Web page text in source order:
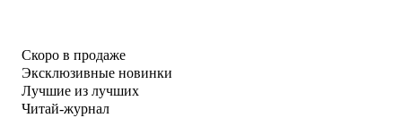
Скоро в продаже
Эксклюзивные новинки
Лучшие из лучших
Читай-журнал